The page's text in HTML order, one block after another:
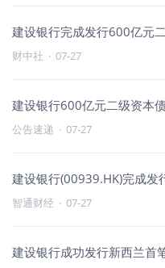
建设银行完成发行600亿元
财中社 · 07-27
建设银行600亿元二级资本
公告速递 · 07-27
建设银行(00939.HK)完成发
智通财经 · 07-27
建设银行成功发行新西兰首